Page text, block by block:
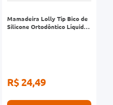
Mamadeira Lolly Tip Bico de
Silicone Ortodôntico Líquidos
R$ 24,49